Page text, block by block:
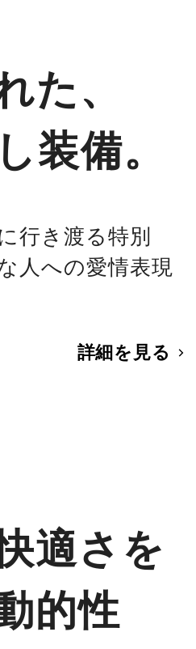
た、
装備。
行き渡る特別
人への愛情表現
詳細を見る
適さを
的性